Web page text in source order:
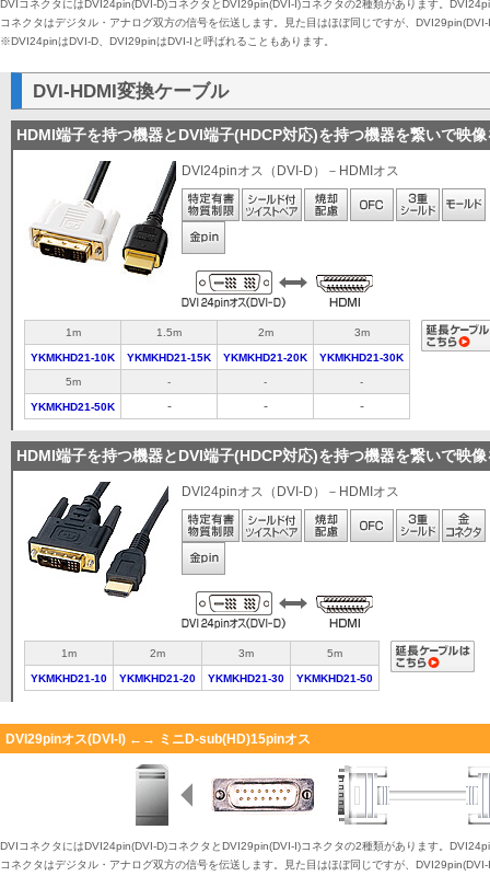
DVIコネクタにはDVI24pin(DVI-D)コネクタとDVI29pin(DVI-I)コネクタの2種類があります。
コネクタはデジタル・アナログ双方の信号を伝送します。見た目はほぼ同じですが、
※DVI24pinはDVI-D、DVI29pinはDVI-Iと呼ばれることもあります。
DVI-HDMI変換ケーブル
HDMI端子を持つ機器とDVI端子(HDCP対応)を持つ機器を繋いで映
DVI24pinオス（DVI-D）－HDMIオス
1m 1.5m 2m 3m
YKMKHD21-10K YKMKHD21-15K YKMKHD21-20K
YKMKHD21-30K
5m
- - -
YKMKHD21-50K - - -
HDMI端子を持つ機器とDVI端子(HDCP対応)を持つ機器を繋いで映
DVI24pinオス（DVI-D）－HDMIオス
1m 2m 3m 5m
YKMKHD21-10 YKMKHD21-20 YKMKHD21-30 YKMKHD21-50
DVI29pinオス(DVI-I) ←→ ミニD-sub(HD)15pinオス
DVIコネクタにはDVI24pin(DVI-D)コネクタとDVI29pin(DVI-I)コネクタの2種類があります。
コネクタはデジタル・アナログ双方の信号を伝送します。見た目はほぼ同じですが、